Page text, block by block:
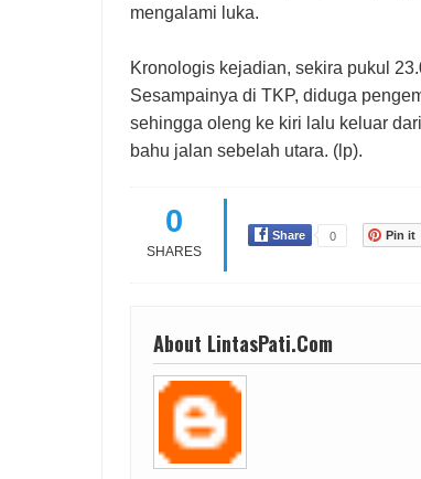
mengalami luka.
Kronologis kejadian, sekira pukul
Sesampainya di TKP, diduga
sehingga oleng ke kiri lalu keluar
bahu jalan sebelah utara. (lp).
0
SHARES
Share 0 Pin it
About LintasPati.Com